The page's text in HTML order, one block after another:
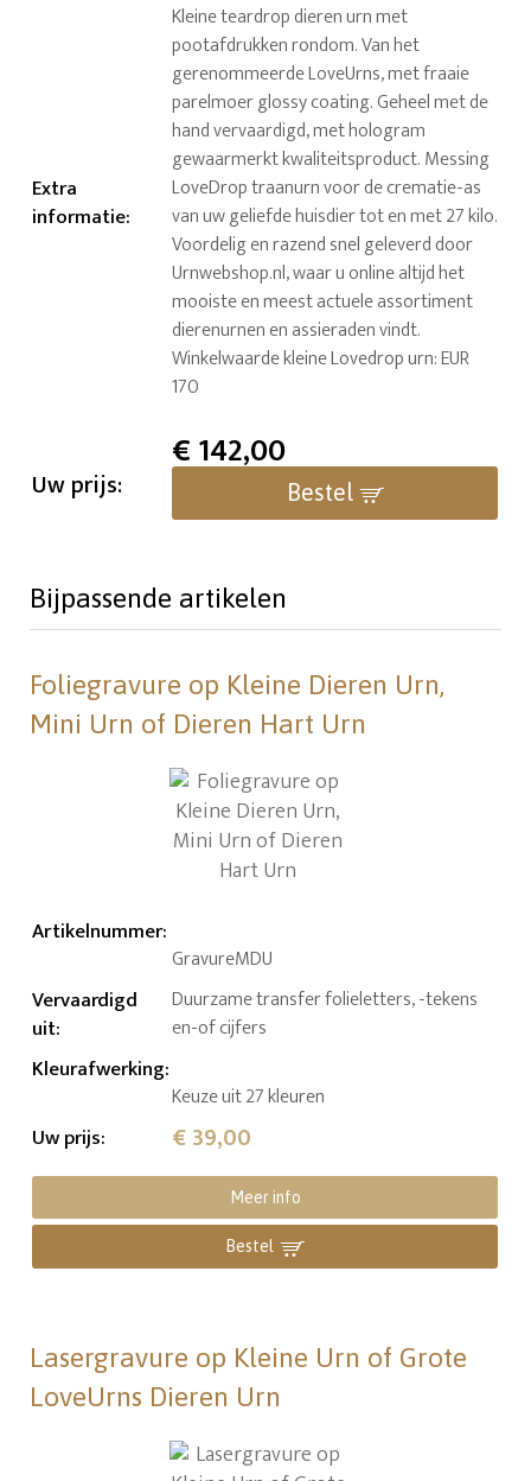
Extra
informatie:
Kleine teardrop dieren urn met
pootafdrukken rondom. Van het
gerenommeerde LoveUrns, met fraaie
parelmoer glossy coating. Geheel met de
hand vervaardigd, met hologram
gewaarmerkt kwaliteitsproduct. Messing
LoveDrop traanurn voor de crematie-as
van uw geliefde huisdier tot en met 27 kilo.
Voordelig en razend snel geleverd door
Urnwebshop.nl, waar u online altijd het
mooiste en meest actuele assortiment
dierenurnen en assieraden vindt.
Winkelwaarde kleine Lovedrop urn: EUR
170
Uw prijs:
€142,00
Bestel
Bijpassende artikelen
Foliegravure op Kleine Dieren Urn,
Mini Urn of Dieren Hart Urn
Artikelnummer:
GravureMDU
Vervaardigd
uit:
Duurzame transfer folieletters, -tekens
en-of cijfers
Kleurafwerking:
Keuze uit 27 kleuren
Uw prijs: € 39,00
Meer info
Bestel
Lasergravure op Kleine Urn of Grote
LoveUrns Dieren Urn